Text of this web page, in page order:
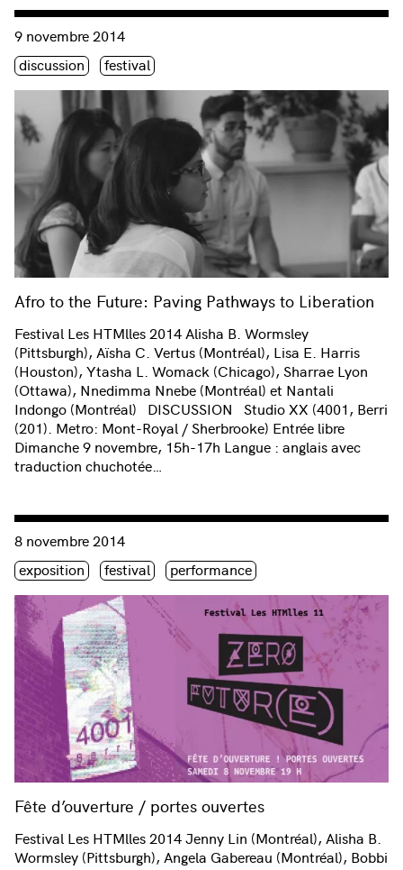
Afro to the Future: Paving Pathways to Liberation
Consulter « Afro to the Future: Paving Pathways to
9 novembre 2014
Étiquette(s)
discussion festival
Festival Les HTMlles 2014 Alisha B. Wormsley
(Pittsburgh), Aïsha C. Vertus (Montréal), Lisa E. Harris
(Houston), Ytasha L. Womack (Chicago), Sharrae Lyon
(Ottawa), Nnedimma Nnebe (Montréal) et Nantali
Indongo (Montréal) DISCUSSION Studio XX (4001, Berri
(201). Metro: Mont-Royal / Sherbrooke) Entrée libre
Dimanche 9 novembre, 15h-17h Langue : anglais avec
traduction chuchotée…
Fête d’ouverture / portes ouvertes
Consulter « Fête d’ouverture / portes ouvertes »
8 novembre 2014
Étiquette(s)
exposition festival performance
Festival Les HTMlles 2014 Jenny Lin (Montréal), Alisha B.
Wormsley (Pittsburgh), Angela Gabereau (Montréal), Bobbi